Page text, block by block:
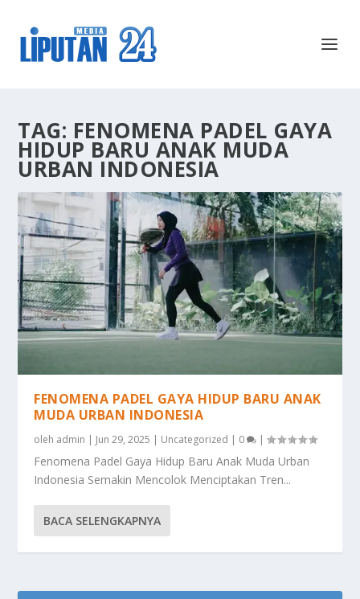
TAG: FENOMENA PADEL GAYA
HIDUP BARU ANAK MUDA
URBAN INDONESIA
FENOMENA PADEL GAYA HIDUP BARU ANAK
MUDA URBAN INDONESIA
oleh admin | Jun 29, 2025 | Uncategorized | 0 |
Fenomena Padel Gaya Hidup Baru Anak Muda Urban
Indonesia Semakin Mencolok Menciptakan Tren...
BACA SELENGKAPNYA